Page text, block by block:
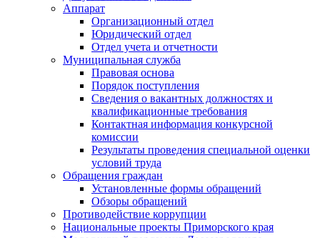
Аппарат
Организационный отдел
Юридический отдел
Отдел учета и отчетности
Муниципальная служба
Правовая основа
Порядок поступления
Сведения о вакантных должностях и
квалификационные требования
Контактная информация конкурсной
комиссии
Результаты проведения специальной оценки
условий труда
Обращения граждан
Установленные формы обращений
Обзоры обращений
Противодействие коррупции
Национальные проекты Приморского края